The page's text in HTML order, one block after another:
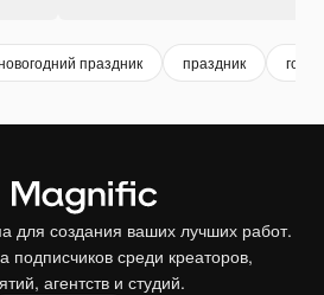
праздник праздник год
для создания ваших лучших работ.
подписчиков среди креаторов,
агентств и студий.